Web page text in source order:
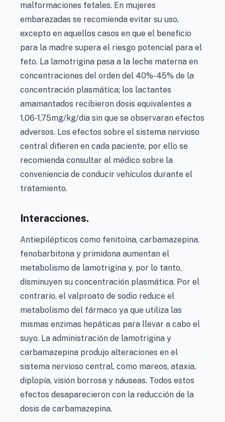
malformaciones fetales. En mujeres
embarazadas se recomienda evitar su uso,
excepto en aquellos casos en que el beneficio
para la madre supera el riesgo potencial para el
feto. La lamotrigina pasa a la leche materna en
concentraciones del orden del 40%-45% de la
concentración plasmática; los lactantes
amamantados recibieron dosis equivalentes a
1,06-1,75mg/kg/día sin que se observaran efectos
adversos. Los efectos sobre el sistema nervioso
central difieren en cada paciente, por ello se
recomienda consultar al médico sobre la
conveniencia de conducir vehículos durante el
tratamiento.
Interacciones.
Antiepilépticos como fenitoína, carbamazepina,
fenobarbitona y primidona aumentan el
metabolismo de lamotrigina y, por lo tanto,
disminuyen su concentración plasmática. Por el
contrario, el valproato de sodio reduce el
metabolismo del fármaco ya que utiliza las
mismas enzimas hepáticas para llevar a cabo el
suyo. La administración de lamotrigina y
carbamazepina produjo alteraciones en el
sistema nervioso central, como mareos, ataxia,
diplopía, visión borrosa y náuseas. Todos estos
efectos desaparecieron con la reducción de la
dosis de carbamazepina.